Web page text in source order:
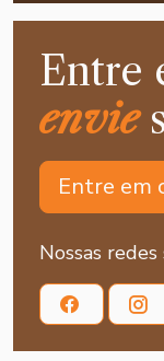
Entre
envie
Entre em
Nossas redes